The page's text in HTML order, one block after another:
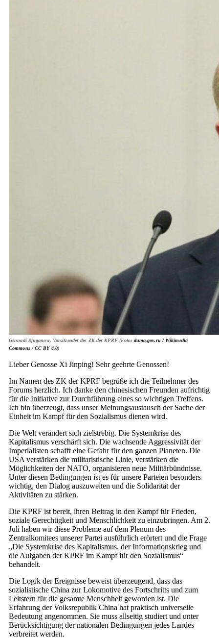
Gennadi Sjuganow, Vorsitzender des ZK der KPRF (Foto: duma.gov.ru / Wikimedia
Commons / CC BY 4.0)
Lieber Genosse Xi Jinping! Sehr geehrte Genossen!
Im Namen des ZK der KPRF begrüße ich die Teilnehmer des
Forums herzlich. Ich danke den chinesischen Freunden aufrichtig
für die Initiative zur Durchführung eines so wichtigen Treffens.
Ich bin überzeugt, dass unser Meinungsaustausch der Sache der
Einheit im Kampf für den Sozialismus dienen wird.
Die Welt verändert sich zielstrebig. Die Systemkrise des
Kapitalismus verschärft sich. Die wachsende Aggressivität der
Imperialisten schafft eine Gefahr für den ganzen Planeten. Die
USA verstärken die militaristische Linie, verstärken die
Möglichkeiten der NATO, organisieren neue Militärbündnisse.
Unter diesen Bedingungen ist es für unsere Parteien besonders
wichtig, den Dialog auszuweiten und die Solidarität der
Aktivitäten zu stärken.
Die KPRF ist bereit, ihren Beitrag in den Kampf für Frieden,
soziale Gerechtigkeit und Menschlichkeit zu einzubringen. Am 2.
Juli haben wir diese Probleme auf dem Plenum des
Zentralkomitees unserer Partei ausführlich erörtert und die Frage
„Die Systemkrise des Kapitalismus, der Informationskrieg und
die Aufgaben der KPRF im Kampf für den Sozialismus“
behandelt.
Die Logik der Ereignisse beweist überzeugend, dass das
sozialistische China zur Lokomotive des Fortschritts und zum
Leitstern für die gesamte Menschheit geworden ist. Die
Erfahrung der Volksrepublik China hat praktisch universelle
Bedeutung angenommen. Sie muss allseitig studiert und unter
Berücksichtigung der nationalen Bedingungen jedes Landes
verbreitet werden.